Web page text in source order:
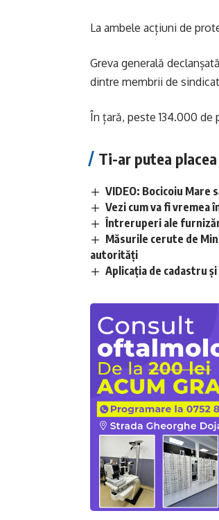
La ambele acțiuni de
Greva generală
dintre membrii de
În țară, peste 134.000 de
Ti-ar putea
VIDEO: Bocicoiu
Vezi cum va fi vremea
Întreruperi ale
Măsurile cerute de
autorități
Aplicaţia de cadastru